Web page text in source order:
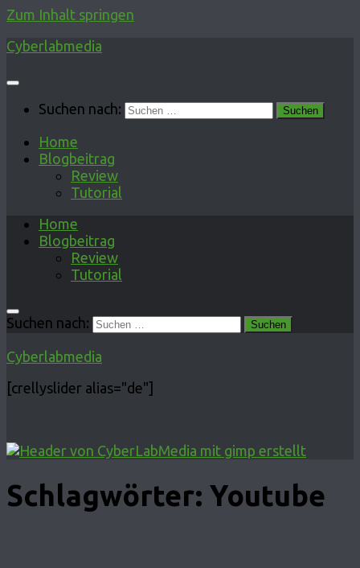
Zum Inhalt springen
Cyberlabmedia
Suchen nach:
Home
Blogbeitrag
Review
Tutorial
Home
Blogbeitrag
Review
Tutorial
Suchen nach:
Cyberlabmedia
[crellyslider alias="de"]
Schlagwörter: Youtube